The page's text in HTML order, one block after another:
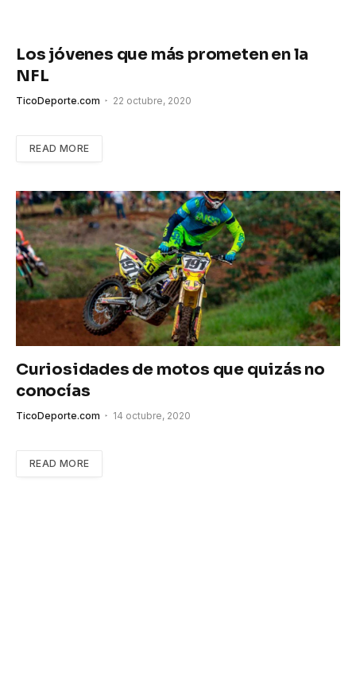
Los jóvenes que más prometen en la
NFL
TicoDeporte.com 22 octubre, 2020
READ MORE
Curiosidades de motos que quizás no
conocías
TicoDeporte.com 14 octubre, 2020
READ MORE